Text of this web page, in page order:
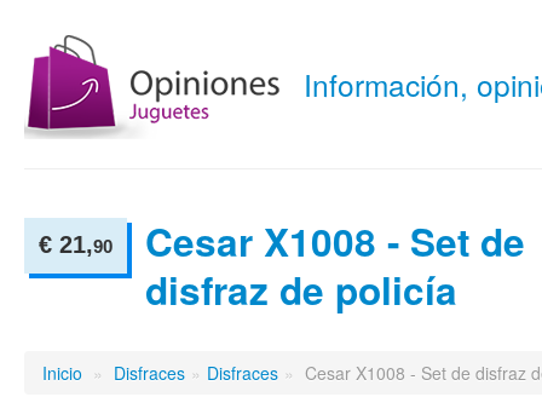
Información,
€ 21,90
Cesar X1008 - Set de
disfraz de policía
Inicio » Disfraces » Disfraces » Cesar X1008 - Set de disfraz